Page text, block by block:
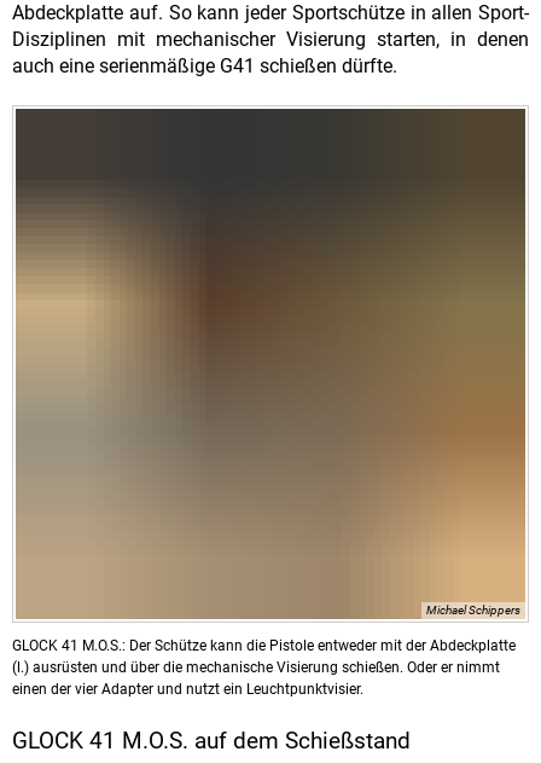
Abdeckplatte auf. So kann jeder Sportschütze in allen Sport-
Disziplinen mit mechanischer Visierung starten, in denen
auch eine serienmäßige G41 schießen dürfte.
Michael Schippers
GLOCK 41 M.O.S.: Der Schütze kann die Pistole entweder mit der Abdeckplatte
(l.) ausrüsten und über die mechanische Visierung schießen. Oder er nimmt
einen der vier Adapter und nutzt ein Leuchtpunktvisier.
GLOCK 41 M.O.S. auf dem Schießstand